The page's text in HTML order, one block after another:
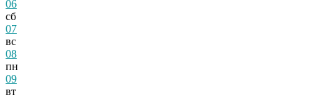
06
сб
07
вс
08
пн
09
вт